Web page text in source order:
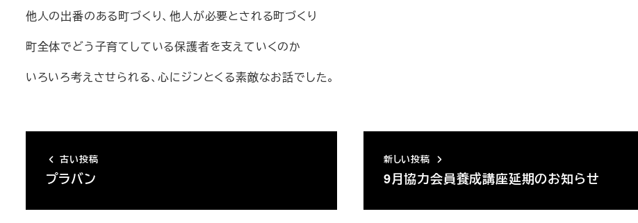
他人の出番のある町づくり、他人が必要とされる町づくり
町全体でどう子育てしている保護者を支えていくのか
いろいろ考えさせられる、心にジンとくる素敵なお話でした。
古い投稿
プラバン
新しい投稿
9月協力会員養成講座延期のお知らせ